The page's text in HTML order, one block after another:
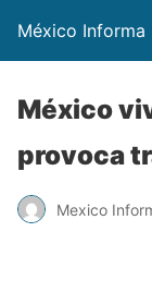
México Informa
México
provoca
Mexico